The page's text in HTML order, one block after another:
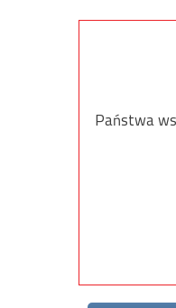
Państwa